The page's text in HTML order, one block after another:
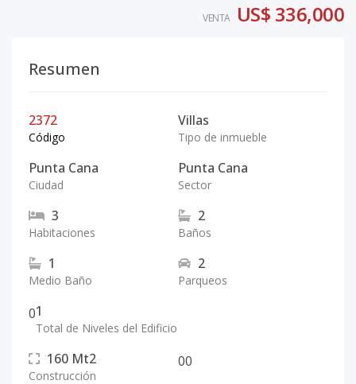
VENTA US$ 336,000
Resumen
2372
Código
Villas
Tipo de inmueble
Punta Cana
Ciudad
Punta Cana
Sector
3
Habitaciones
2
Baños
1
Medio Baño
2
Parqueos
01
Total de Niveles del Edificio
160 Mt2
Construcción
00